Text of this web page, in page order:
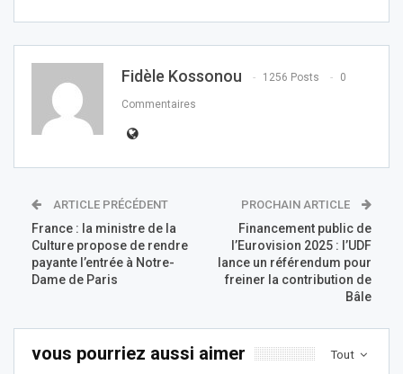
Fidèle Kossonou 1256 Posts 0
Commentaires
ARTICLE PRÉCÉDENT
France : la ministre de la
Culture propose de rendre
payante l’entrée à Notre-
Dame de Paris
PROCHAIN ARTICLE
Financement public de
l’Eurovision 2025 : l’UDF
lance un référendum pour
freiner la contribution de
Bâle
Tout
vous pourriez aussi aimer